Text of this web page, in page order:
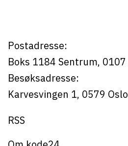
Postadresse:
Boks 1184 Sentrum, 0107
Besøksadresse:
Karvesvingen 1, 0579 Oslo
RSS